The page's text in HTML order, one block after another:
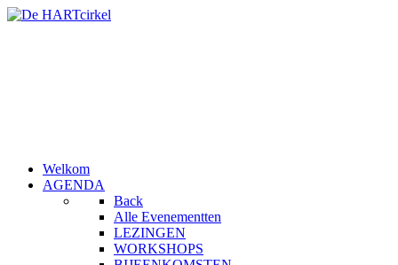
Welkom
AGENDA
Back
Alle Evenementten
LEZINGEN
WORKSHOPS